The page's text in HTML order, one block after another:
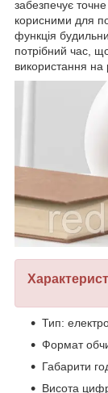
забезпечує
корисними для
функція
потрібний час,
використання на
Тип:
Формат
Габарити
Висота